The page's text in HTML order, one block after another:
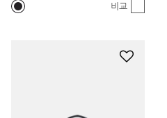
비교